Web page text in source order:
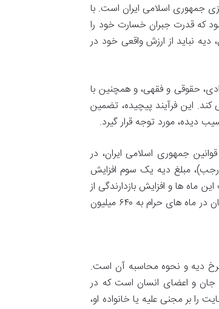
جمهوری اسلامی ایران است. با
که قدرت جبران خسارت خود را
نباید از ارزش واقعی خود در
حقوقی و فقهی، و همچنین با
کند. این فرآیند پیچیده، تضمین
دیده، مورد توجه قرار گیرد.
جمهوری اسلامی ایران، در
مبلغ دیه یک سوم افزایش
ها و افزایش بازدارندگی از
وقوع جرایم در این ایام، وضع شده است. در سال ۱۴۰۰، همین اصل باعث شد تا دیه کامل انسان در ماه های حرام به ۶۴۰ میلیون
نرخ دیه و نحوه محاسبه آن است.
جان و اعضای انسان است که در
بر مجنی علیه یا خانواده او،